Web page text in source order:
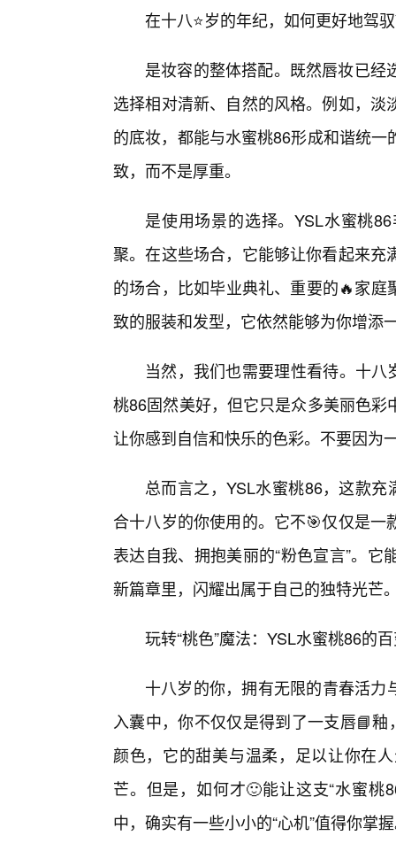
在十八⭐岁的年纪，如何更好地驾
是妆容的整体搭配。既然唇妆已
选择相对清新、自然的风格。例如，
的底妆，都能与水蜜桃86形成和谐统
致，而不是厚重。
是使用场景的选择。YSL水蜜桃
聚。在这些场合，它能够让你看起来
的场合，比如毕业典礼、重要的🔥家
致的服装和发型，它依然能够为你增添
当然，我们也需要理性看待。十
桃86固然美好，但它只是众多美丽色
让你感到自信和快乐的色彩。不要因为
总而言之，YSL水蜜桃86，这款充
合十八岁的你使用的。它不🎯仅仅是
表达自我、拥抱美丽的“粉色宣言”。
新篇章里，闪耀出属于自己的独特光芒
玩转“桃色”魔法：YSL水蜜桃86的
十八岁的你，拥有无限的青春活
入囊中，你不仅仅是得到了一支唇📘
颜色，它的甜美与温柔，足以让你在
芒。但是，如何才🙂能让这支“水蜜桃
中，确实有一些小小的“心机”值得你掌